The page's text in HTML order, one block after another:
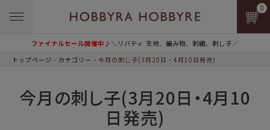
ファイナルセール開催中♪＼リバティ 生地、編み物、刺繍、刺し子／
0
トップページ カテゴリー 今月の刺し子(3月20日・4月10日発売)
今月の刺し子(3月20日・4月10
日発売)